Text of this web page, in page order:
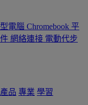
電腦 Chromebook 平
網絡連接 電動代步
品 專業 學習